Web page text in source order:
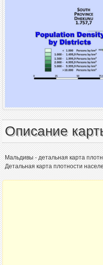
Описание
Мальдивы - детальная карта
Детальная карта плотности